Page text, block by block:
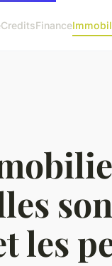
CreditsFinance
les